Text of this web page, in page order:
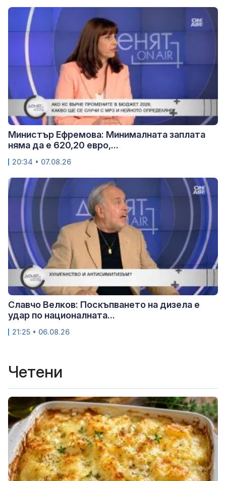
Министър Ефремова: Минималната заплата
няма да е 620,20 евро,...
20:34 • 07.08.26
Славчо Велков: Поскъпването на дизела е
удар по националната...
21:25 • 06.08.26
Четени